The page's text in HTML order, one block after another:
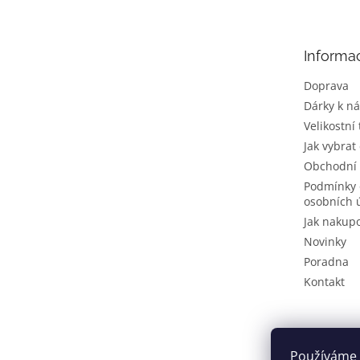
Doprava
Dárky k
Velikostní
Jak
osobních
Jak
Novinky
Poradna
Kontakt